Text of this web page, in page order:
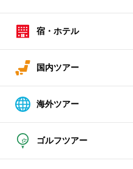
宿・ホテル
国内ツアー
海外ツアー
ゴルフツアー